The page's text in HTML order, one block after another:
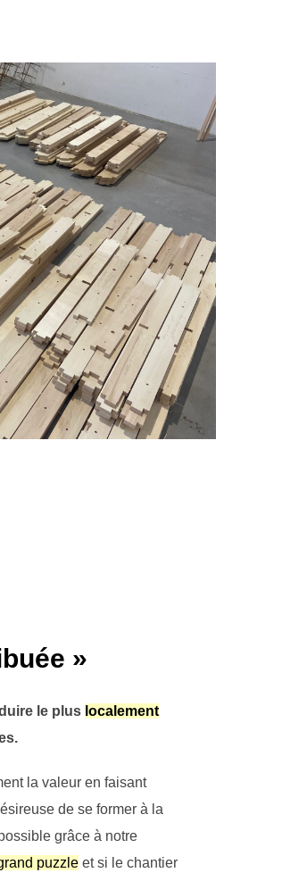
»
le plus localement
la valeur en faisant
de se former à la
grâce à notre
puzzle et si le chantier